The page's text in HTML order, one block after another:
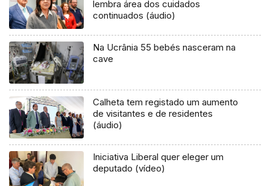
lembra área dos cuidados
continuados (áudio)
Na Ucrânia 55 bebés nasceram na
cave
Calheta tem registado um aumento
de visitantes e de residentes
(áudio)
Iniciativa Liberal quer eleger um
deputado (vídeo)